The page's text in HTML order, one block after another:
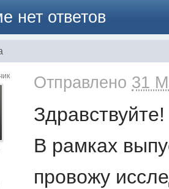
нет ответов
Отправлено 31
Здравствуйте!
В рамках
провожу